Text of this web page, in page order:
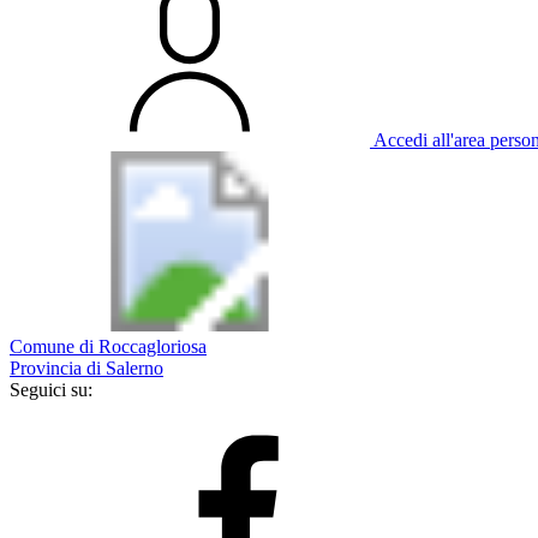
Accedi all'area
Comune di Roccagloriosa
Provincia di Salerno
Seguici su: